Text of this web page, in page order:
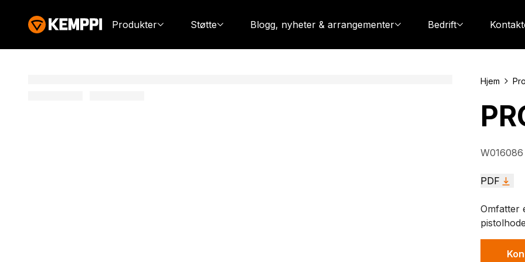
Produkter Støtte Blogg, nyheter & arrangementer Bedrift
Hjem
W016086
PDF
Omfatter